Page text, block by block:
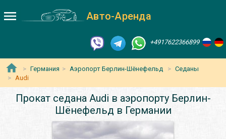
Авто-Аренда
+4917622366899
Германия Аэропорт Берлин-Шёнефельд
Седаны
Audi
Прокат седана Audi в аэропорту Берлин-
Шёнефельд в Германии